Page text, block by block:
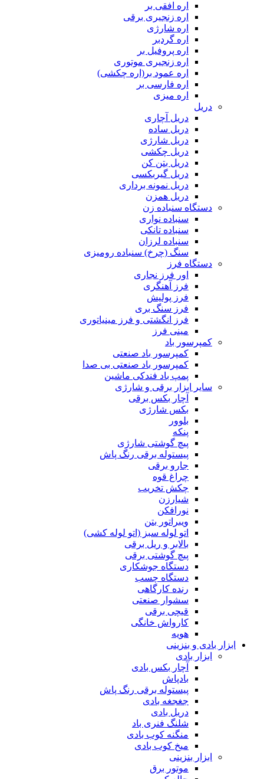
اره افقی بر
اره زنجیری برقی
اره شارژی
اره گردبر
اره پروفیل بر
اره زنجیری موتوری
اره عمود بر(اره چکشی)
اره فارسی بر
اره میزی
دریل
دریل آچاری
دریل ساده
دریل شارژی
دریل چکشی
دریل بتن کن
دریل گیربکسی
دریل نمونه برداری
دریل همزن
دستگاه سنباده زن
سنباده نواری
سنباده تانکی
سنباده لرزان
سنگ (چرخ) سنباده رومیزی
دستگاه فرز
اور فرز نجاری
فرز آهنگری
فرز پولیش
فرز سنگ بری
فرز انگشتی و فرز مینیاتوری
مینی فرز
کمپرسور باد
کمپرسور باد صنعتی
کمپرسور باد صنعتی بی صدا
پمپ باد فندکی ماشین
سایر ابزار برقی و شارژی
آچار بکس برقی
بکس شارژی
بلوور
پنکه
پیچ گوشتی شارژی
پیستوله برقی رنگ پاش
جارو برقی
چراغ قوه
چکش تخریب
شیارزن
نورافکن
ویبراتور بتن
اتو لوله سبز (اتو لوله کشی)
بالابر و ریل برقی
پیچ گوشتی برقی
دستگاه جوشکاری
دستگاه چسب
رنده کارگاهی
سشوار صنعتی
قیچی برقی
کارواش خانگی
هویه
ابزار بادی و بنزینی
ابزار بادی
آچار بکس بادی
بادپاش
پیستوله برقی رنگ پاش
جغجغه بادی
دریل بادی
شلنگ فنری باد
منگنه کوب بادی
میخ کوب بادی
ابزار بنزینی
موتور برق